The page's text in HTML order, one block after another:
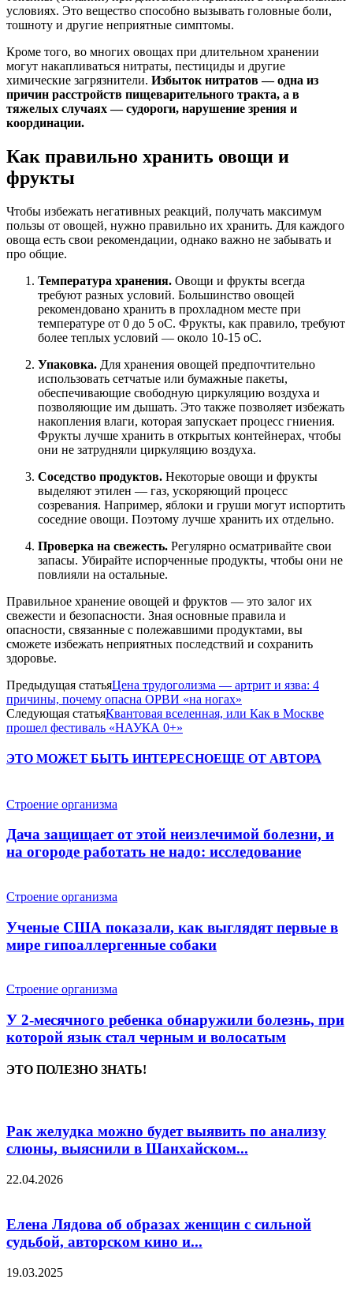
условиях. Это вещество способно вызывать головные боли,
тошноту и другие неприятные симптомы.
Кроме того, во многих овощах при длительном хранении
могут накапливаться нитраты, пестициды и другие
химические загрязнители. Избыток нитратов — одна из
причин расстройств пищеварительного тракта, а в
тяжелых случаях — судороги, нарушение зрения и
координации.
Как правильно хранить овощи и
фрукты
Чтобы избежать негативных реакций, получать максимум
пользы от овощей, нужно правильно их хранить. Для каждого
овоща есть свои рекомендации, однако важно не забывать и
про общие.
Температура хранения. Овощи и фрукты всегда
требуют разных условий. Большинство овощей
рекомендовано хранить в прохладном месте при
температуре от 0 до 5 оC. Фрукты, как правило, требуют
более теплых условий — около 10-15 оC.
Упаковка. Для хранения овощей предпочтительно
использовать сетчатые или бумажные пакеты,
обеспечивающие свободную циркуляцию воздуха и
позволяющие им дышать. Это также позволяет избежать
накопления влаги, которая запускает процесс гниения.
Фрукты лучше хранить в открытых контейнерах, чтобы
они не затрудняли циркуляцию воздуха.
Соседство продуктов. Некоторые овощи и фрукты
выделяют этилен — газ, ускоряющий процесс
созревания. Например, яблоки и груши могут испортить
соседние овощи. Поэтому лучше хранить их отдельно.
Проверка на свежесть. Регулярно осматривайте свои
запасы. Убирайте испорченные продукты, чтобы они не
повлияли на остальные.
Правильное хранение овощей и фруктов — это залог их
свежести и безопасности. Зная основные правила и
опасности, связанные с полежавшими продуктами, вы
сможете избежать неприятных последствий и сохранить
здоровье.
Предыдущая статьяЦена трудоголизма — артрит и язва: 4
причины, почему опасна ОРВИ «на ногах»
Следующая статьяКвантовая вселенная, или Как в Москве
прошел фестиваль «НАУКА 0+»
ЭТО МОЖЕТ БЫТЬ ИНТЕРЕСНОЕЩЕ ОТ АВТОРА
Строение организма
Дача защищает от этой неизлечимой болезни, и
на огороде работать не надо: исследование
Строение организма
Ученые США показали, как выглядят первые в
мире гипоаллергенные собаки
Строение организма
У 2-месячного ребенка обнаружили болезнь, при
которой язык стал черным и волосатым
ЭТО ПОЛЕЗНО ЗНАТЬ!
Рак желудка можно будет выявить по анализу
слюны, выяснили в Шанхайском...
22.04.2026
Елена Лядова об образах женщин с сильной
судьбой, авторском кино и...
19.03.2025